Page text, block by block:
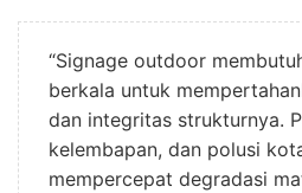
“Signage outdoor
berkala untuk
dan integritas strukturnya.
kelembapan, dan polusi
mempercepat degradasi